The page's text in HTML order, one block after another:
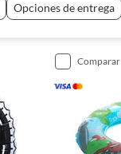
Opciones de entrega
comparar